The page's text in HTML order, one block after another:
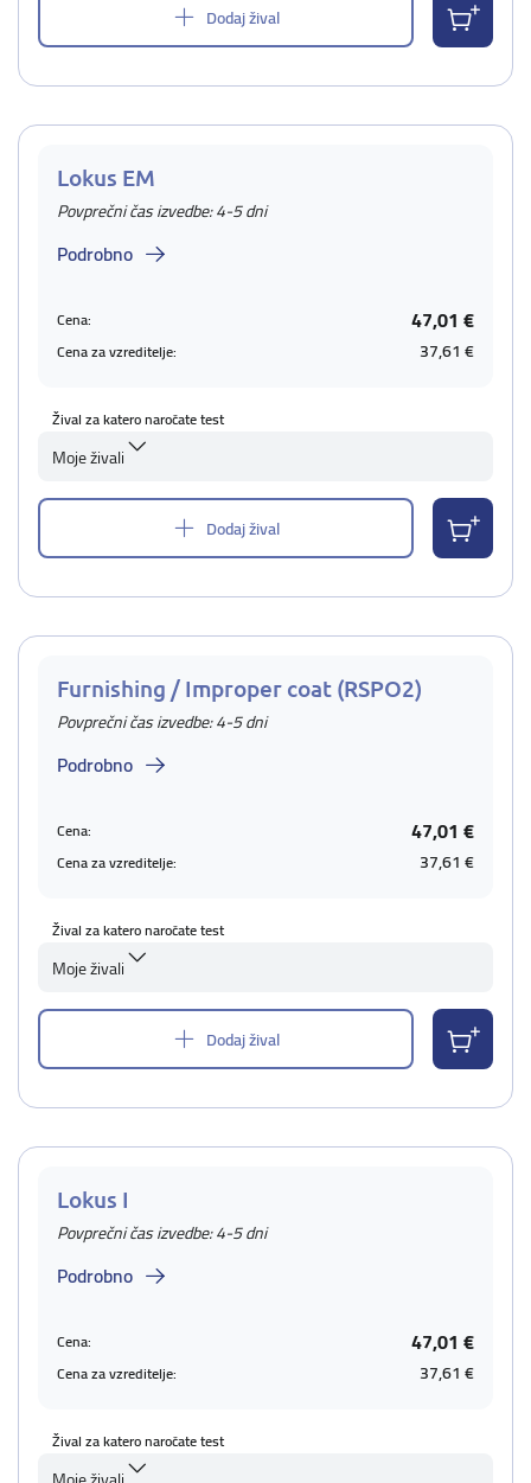
Dodaj žival
Lokus EM
Povprečni čas izvedbe: 4-5 dni
Podrobno
Cena: 47,01 €
Cena za vzreditelje: 37,61 €
Žival za katero naročate test
Moje živali
Dodaj žival
Furnishing / Improper coat (RSPO2)
Povprečni čas izvedbe: 4-5 dni
Podrobno
Cena: 47,01 €
Cena za vzreditelje: 37,61 €
Žival za katero naročate test
Moje živali
Dodaj žival
Lokus I
Povprečni čas izvedbe: 4-5 dni
Podrobno
Cena: 47,01 €
Cena za vzreditelje: 37,61 €
Žival za katero naročate test